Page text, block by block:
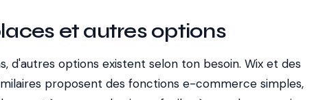
et autres options
d'autres options existent selon ton besoin. Wix et des
proposent des fonctions e-commerce simples,